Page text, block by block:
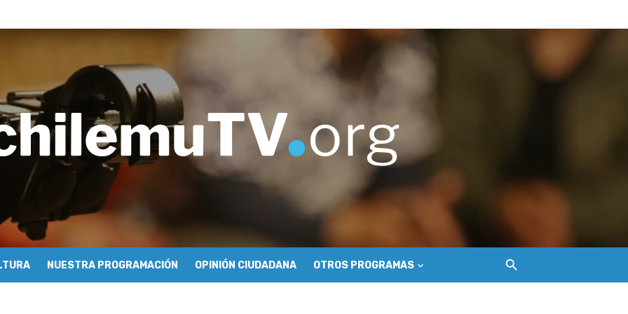
y floricultura con María Lina Fermandois y Luis Polanco
inician la construcción participativa del Plan Local de Restauración del Secano Costero Nilahue
a sus finalistas en su segunda clasificatoria
03: lessons on flight – Cecilia Araneda
celebra 50 años de carrera en Pichilemu
frontal en Pichilemu junto al alcalde Roberto Córdova
suscriben convenio para esterilización de mascotas
Primaria fortalecen alianza para mejorar el acceso a la atención gastroenterológica
se refieren a cuestionamientos al CFT O’Higgins
como la ciudad con la conexión a internet más rápida del mundo
NUESTRA PROGRAMACIÓN OPINIÓN CIUDADANA OTROS PROGRAMAS